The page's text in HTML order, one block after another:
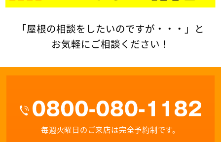
「屋根の相談をしたいのですが・・・」と
お気軽にご相談ください！
毎週火曜日のご来店は完全予約制です。